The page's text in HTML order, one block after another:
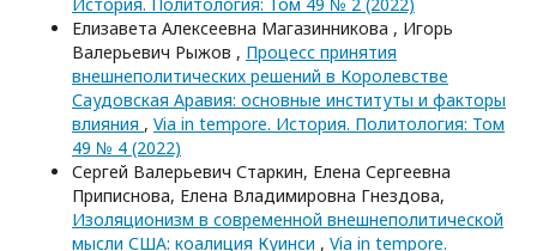
Елизавета Алексеевна Магазинникова , Игорь
Валерьевич Рыжов , Процесс принятия
внешнеполитических решений в Королевстве
Саудовская Аравия: основные институты и факторы
влияния , Via in tempore. История. Политология: Том
49 № 4 (2022)
Сергей Валерьевич Старкин, Елена Сергеевна
Приписнова, Елена Владимировна Гнездова,
Изоляционизм в современной внешнеполитической
мысли США: коалиция Куинси , Via in tempore.